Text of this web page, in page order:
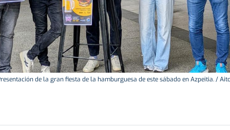
de la gran fiesta de la hamburguesa de este sábado en Azpeitia. /